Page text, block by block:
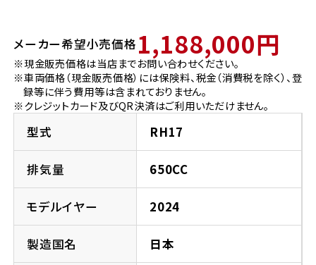
レンタルバイク
洋用品
イベント
法人向けサービス
お問い合わせ
メーカー希望小売価格 1,188,000円
※現金販売価格は当店までお問い合わせください。
※車両価格（現金販売価格）には保険料、税金（消費税を除く）、登
録等に伴う費用等は含まれておりません。
※クレジットカード及びQR決済はご利用いただけません。
型式 RH17
排気量 650CC
モデルイヤー 2024
製造国名 日本
宮城県
ホンダドリーム 仙台泉
ホンダドリーム 宮城岩沼
福島県
ホンダドリーム 郡山
ホンダドリーム 西東京
ホンダドリーム 練馬
ホンダドリーム 板橋
ホンダドリーム 葛飾
ホンダドリーム 大田
ホンダドリーム 立川
ホンダドリーム 名古屋南
ホンダドリーム 小牧
ホンダドリーム 名古屋東
ホンダドリーム 一宮
ホンダドリーム 豊橋
ホンダドリーム 名古屋上小田井
ホンダドリーム 箕面
ホンダドリーム 藤井寺
ホンダドリーム 東淀川
ホンダドリーム 豊中
京都府
ホンダドリーム 京都伏見
広島県
ホンダドリーム 広島
ホンダドリーム 福山
徳島県
ホンダドリーム 徳島
ホンダドリーム 福岡東
ホンダドリーム 久留米
ホンダドリーム 福岡春日
ホンダドリーム 福岡西
熊本県
ホンダドリーム 熊本